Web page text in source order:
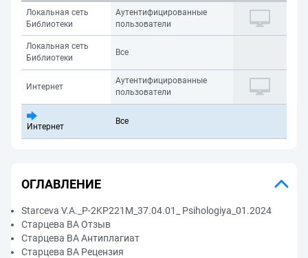
Локальная сеть
Библиотеки
Аутентифицированные
пользователи
Локальная сеть
Библиотеки
Все
Интернет
Аутентифицированные
пользователи
Интернет
Все
ОГЛАВЛЕНИЕ
Starceva V.A._P-2KP221M_37.04.01_ Psihologiya_01.2024
Старцева ВА Отзыв
Старцева ВА Антиплагиат
Старцева ВА Рецензия